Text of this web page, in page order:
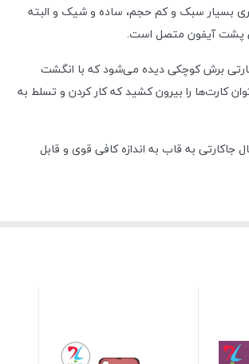
بسیار سبک و کم حجم، ساده و شیک و البته
پشت آیفون متصل است.
برش کوچکی دیده می‌شود که با انگشت
کارت‌ها را بیرون کشید که کار کردن و تسلط به
جاکارتی به قاب به اندازه کافی قوی و قابل